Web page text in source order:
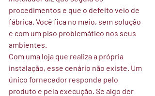
procedimentos e que o defeito veio de
fábrica. Você fica no meio, sem solução
e com um piso problemático nos seus
ambientes.
Com uma loja que realiza a própria
instalação, esse cenário não existe. Um
único fornecedor responde pelo
produto e pela execução. Se algo der